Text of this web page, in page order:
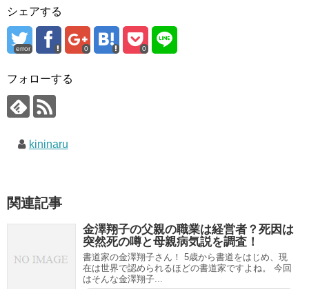
シェアする
error 0 0
フォローする
kininaru
関連記事
金澤翔子の父親の職業は経営者？死因は
突然死の噂と母親病気説を調査！
書道家の金澤翔子さん！ 5歳から書道をはじめ、現
在は世界で認められるほどの書道家ですよね。 今回
はそんな金澤翔子...